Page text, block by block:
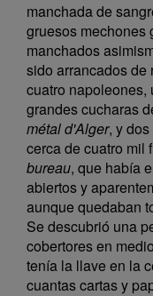
manchada de
gruesos mechones
manchados
sido arrancados de
cuatro napoleones,
grandes cucharas
métal d'Alger, y
cerca de cuatro mil
bureau, que había
abiertos y
aunque quedaban
Se descubrió una
cobertores en
tenía la llave en la
cuantas cartas y